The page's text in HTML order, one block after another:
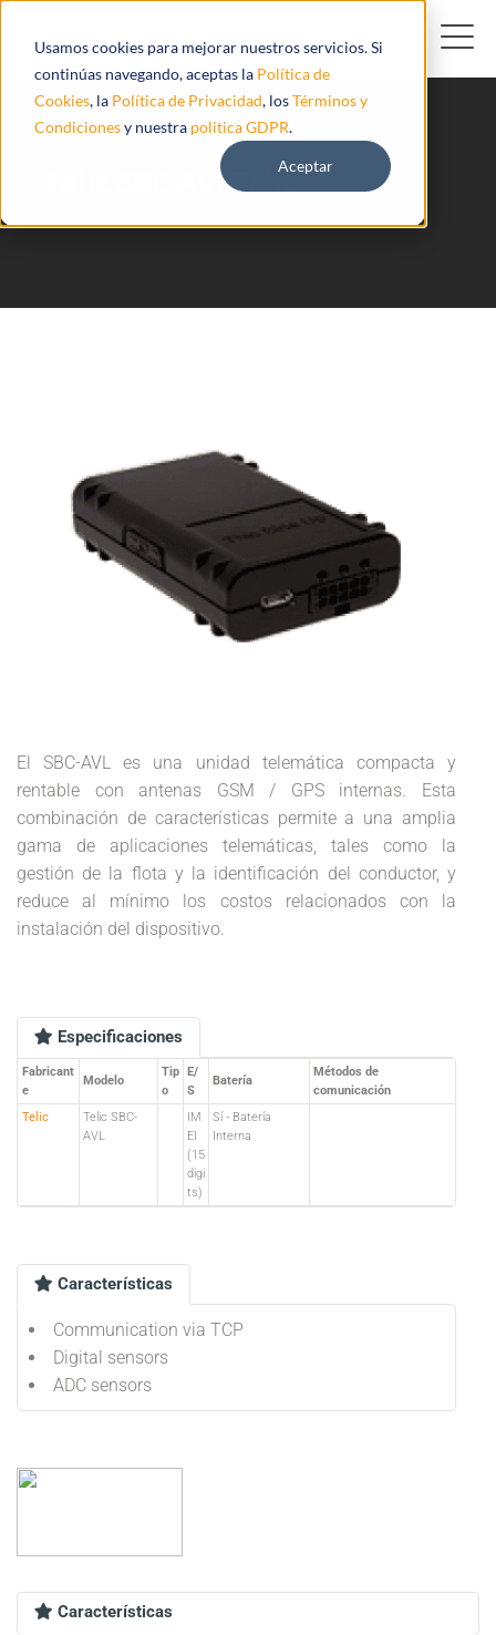
Usamos cookies para mejorar nuestros servicios. Si
continúas navegando, aceptas la Política de
Cookies, la Política de Privacidad, losTérminos y
Condicionesy nuestra politica GDPR.
Aceptar
Telic SBC Avl Telic
El SBC-AVL es una unidad telemática compacta y
rentable con antenas GSM / GPS internas. Esta
combinación de características permite a una amplia
gama de aplicaciones telemáticas, tales como la
gestión de la flota y la identificación del conductor, y
reduce al mínimo los costos relacionados con la
instalación del dispositivo.
Especificaciones
Fabricant
e
Modelo
Tip
o
E/
S
Batería
Métodos de
comunicación
Telic
Telic SBC-
AVL
IM
EI
(15
digi
ts)
Sí - Batería
Interna
Características
Communication via TCP
Digital sensors
ADC sensors
Características